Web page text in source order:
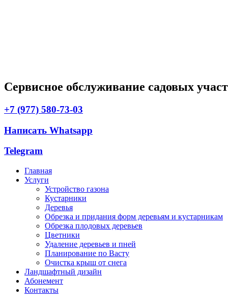
Сервисное обслуживание садовых
+7 (977) 580-73-03
Написать Whatsapp
Telegram
Главная
Услуги
Устройство газона
Кустарники
Деревья
Обрезка и придания форм деревьям и кустарникам
Обрезка плодовых деревьев
Цветники
Удаление деревьев и пней
Планирование по Васту
Очистка крыш от снега
Ландшафтный дизайн
Абонемент
Контакты